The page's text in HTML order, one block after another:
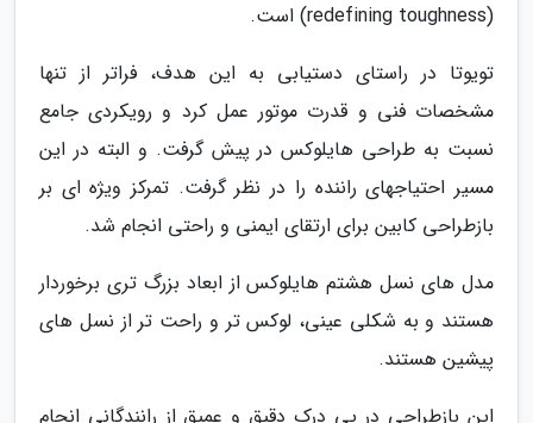
(redefining toughness) است.
تویوتا در راستای دستیابی به این هدف، فراتر از تنها
مشخصات فنی و قدرت موتور عمل کرد و رویکردی جامع
نسبت به طراحی هایلوکس در پیش گرفت. و البته در این
مسیر احتیاجهای راننده را در نظر گرفت. تمرکز ویژه ای بر
بازطراحی کابین برای ارتقای ایمنی و راحتی انجام شد.
مدل های نسل هشتم هایلوکس از ابعاد بزرگ تری برخوردار
هستند و به شکلی عینی، لوکس تر و راحت تر از نسل های
پیشین هستند.
این بازطراحی در پی درک دقیق و عمیق از رانندگانی انجام